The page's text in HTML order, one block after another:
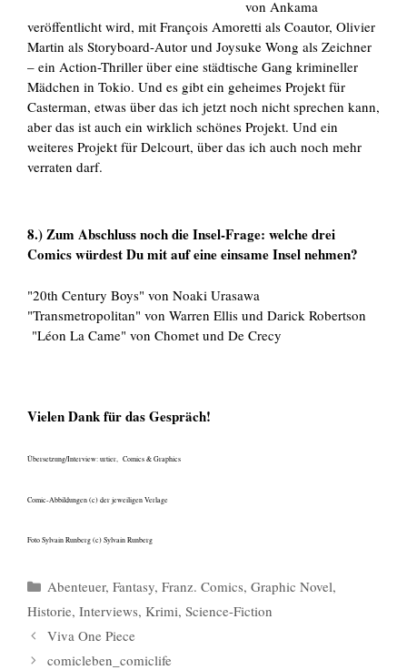
von Ankama
veröffentlicht wird, mit François Amoretti als Coautor, Olivier
Martin als Storyboard-Autor und Joysuke Wong als Zeichner
– ein Action-Thriller über eine städtische Gang krimineller
Mädchen in Tokio. Und es gibt ein geheimes Projekt für
Casterman, etwas über das ich jetzt noch nicht sprechen kann,
aber das ist auch ein wirklich schönes Projekt. Und ein
weiteres Projekt für Delcourt, über das ich auch noch mehr
verraten darf.
8.) Zum Abschluss noch die Insel-Frage: welche drei
Comics würdest Du mit auf eine einsame Insel nehmen?
"20th Century Boys" von Noaki Urasawa
"Transmetropolitan" von Warren Ellis und Darick Robertson
"Léon La Came" von Chomet und De Crecy
Vielen Dank für das Gespräch!
Übersetzung/Interview: urtier, Comics & Graphics
Comic-Abbildungen (c) der jeweiligen Verlage
Foto Sylvain Runberg (c) Sylvain Runberg
Kategorien
Abenteuer, Fantasy, Franz. Comics, Graphic Novel,
Historie, Interviews, Krimi, Science-Fiction
Viva One Piece
comicleben_comiclife